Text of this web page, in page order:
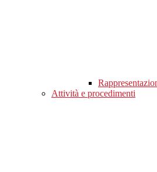
Attività e procedimenti